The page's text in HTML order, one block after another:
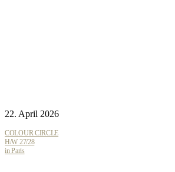
22. April 2026
COLOUR CIRCLE
H/W 27/28
in Paris